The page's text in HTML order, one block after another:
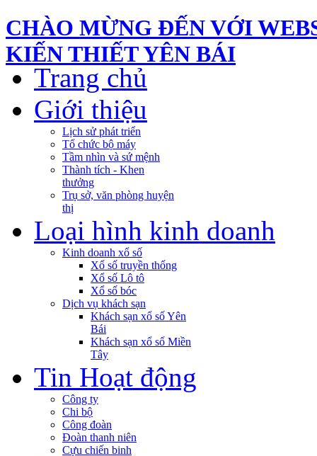
CHÀO MỪNG ĐẾN VỚI
KIẾN THIẾT YÊN BÁI
Trang chủ
Giới thiệu
Lịch sử phát triển
Tổ chức bộ máy
Tầm nhìn và sứ mệnh
Thành tích - Khen
thưởng
Trụ sở, văn phòng huyện
thị
Loại hình kinh doanh
Kinh doanh xổ số
Xổ số truyền thống
Xổ số Lô tô
Xổ số bóc
Dịch vụ khách sạn
Khách sạn xổ số Yên
Bái
Khách sạn xổ số Miền
Tây
Tin Hoạt động
Công ty
Chi bộ
Công đoàn
Đoàn thanh niên
Cựu chiến binh